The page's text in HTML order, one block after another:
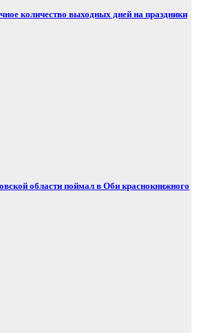
количество выходных дней на праздники
области поймал в Оби краснокнижного